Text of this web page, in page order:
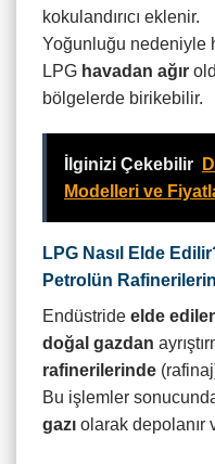
kokulandırıcı eklenir.
Yoğunluğu nedeniyle
LPG havadan ağır
bölgelerde birikebilir.
İlginizi Çekebilir
Modelleri ve
LPG Nasıl Elde
Petrolün
Endüstride elde
doğal gazdan
rafinerilerinde
Bu işlemler
gazı olarak depolanır